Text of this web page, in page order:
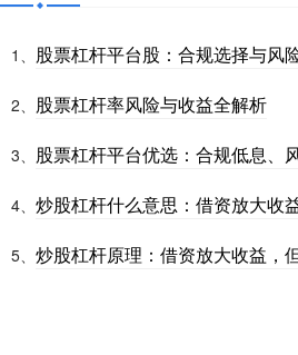
1、 股票杠杆平台股：合规选择与风
2、 股票杠杆率风险与收益全解析
3、 股票杠杆平台优选：合规低息、
4、 炒股杠杆什么意思：借资放大收
5、 炒股杠杆原理：借资放大收益，